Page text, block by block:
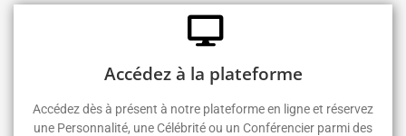
Accédez à la plateforme
Accédez dès à présent à notre plateforme en ligne et réservez
une Personnalité, une Célébrité ou un Conférencier parmi des